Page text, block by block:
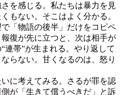
を感じる。私たちは暴力を見
もない。そこはよく分かる。
「物語の後半」だけをコピペ
復が先に立つと、次は相手が
連帯”が生まれる。やり返して
らない。甘くなるのは、怒り
に考えてみる。さるが罪を認
が「生きて償うべきだ」と訴